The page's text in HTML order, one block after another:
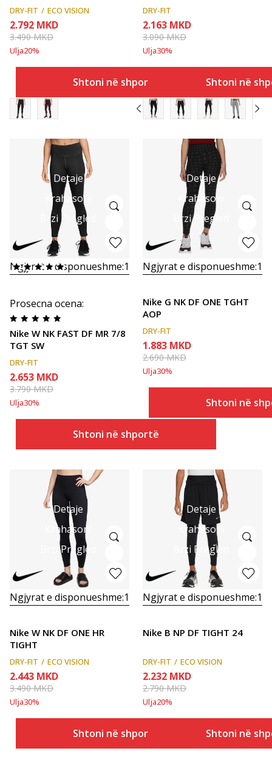
DRY-FIT ECO VISION
2.792 MKD
3.490MKD
Ulja20%
Shtoni në shportë
DRY-FIT
2.163 MKD
3.090MKD
Ulja30%
Shtoni në
Detaje
Krahasoni
Brzi Pregled
Ngjyrat e disponueshme:1
Prosecna ocena:
Nike W NK FAST DF MR 7/8
TGT SW
DRY-FIT
2.653 MKD
3.790MKD
Ulja30%
Shtoni në shportë
Detaje
Krahasoni
Brzi Pregled
Ngjyrat e disponueshme:1
Nike G NK DF ONE TGHT
AOP
DRY-FIT
1.883 MKD
2.690MKD
Ulja30%
Shtoni në
Detaje
Krahasoni
Brzi Pregled
Ngjyrat e disponueshme:1
Nike W NK DF ONE HR
TIGHT
DRY-FIT ECO VISION
2.443 MKD
3.490MKD
Ulja30%
Shtoni në shportë
Detaje
Krahasoni
Brzi Pregled
Ngjyrat e disponueshme:1
Nike B NP DF TIGHT 24
DRY-FIT ECO VISION
2.232 MKD
2.790MKD
Ulja20%
Shtoni në